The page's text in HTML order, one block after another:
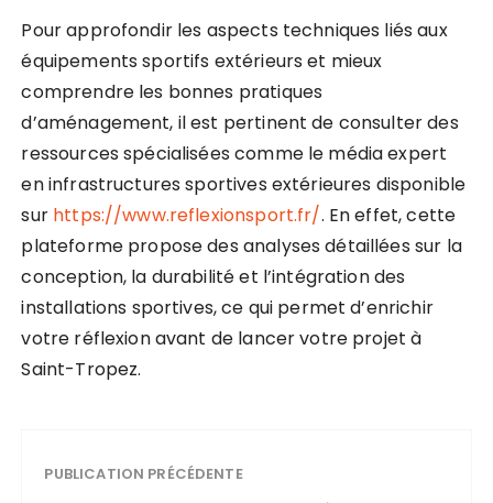
Pour approfondir les aspects techniques liés aux
équipements sportifs extérieurs et mieux
comprendre les bonnes pratiques
d’aménagement, il est pertinent de consulter des
ressources spécialisées comme le média expert
en infrastructures sportives extérieures disponible
sur https://www.reflexionsport.fr/. En effet, cette
plateforme propose des analyses détaillées sur la
conception, la durabilité et l’intégration des
installations sportives, ce qui permet d’enrichir
votre réflexion avant de lancer votre projet à
Saint-Tropez.
PUBLICATION PRÉCÉDENTE